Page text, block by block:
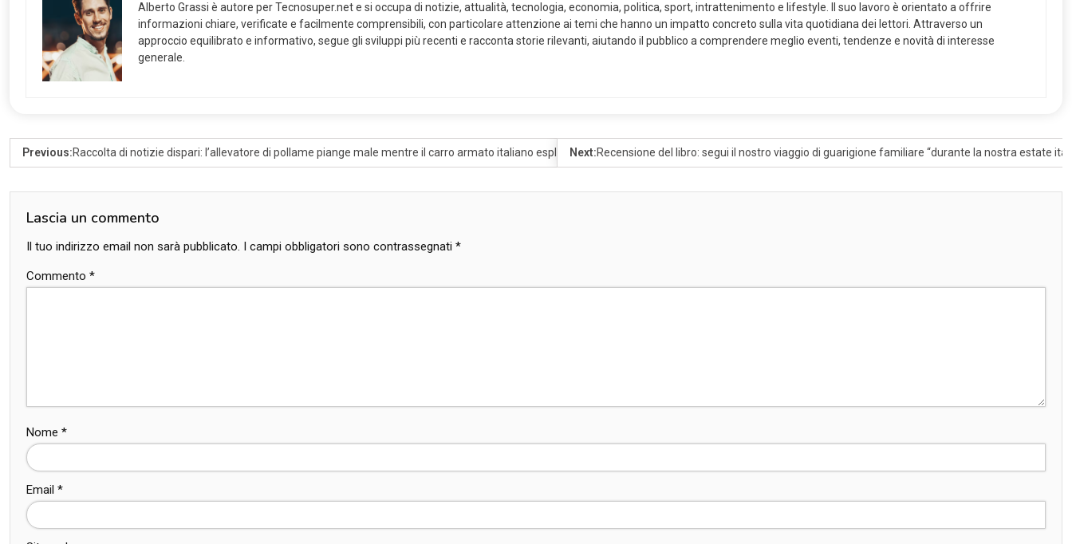
Alberto Grassi è autore per Tecnosuper.net e si occupa di notizie, attualità, tecnologia, economia, politica, sport, intrattenimento e lifestyle. Il suo lavoro è orientato a offrire
informazioni chiare, verificate e facilmente comprensibili, con particolare attenzione ai temi che hanno un impatto concreto sulla vita quotidiana dei lettori. Attraverso un
approccio equilibrato e informativo, segue gli sviluppi più recenti e racconta storie rilevanti, aiutando il pubblico a comprendere meglio eventi, tendenze e novità di interesse
generale.
Previous:Raccolta di notizie dispari: l’allevatore di pollame piange male mentre il carro armato italiano esplode; L’ondata di immigrazione di Hong Kong sta colpendo i coloni politici e molti altri
Next:Recensione del libro: segui il nostro viaggio di guarigione familiare “durante la nostra estate
Lascia un commento
Il tuo indirizzo email non sarà pubblicato. I campi obbligatori sono contrassegnati *
Commento *
Nome *
Email *